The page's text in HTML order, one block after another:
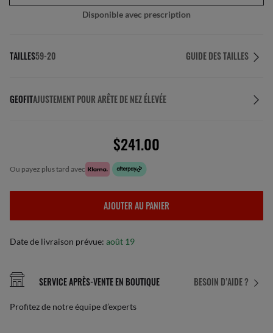
Disponible avec prescription
TAILLES59-20 GUIDE DES TAILLES
GEOFITAJUSTEMENT POUR ARÊTE DE NEZ ÉLEVÉE
$241.00
ou payez plus tard avec
AJOUTER AU PANIER
Date de livraison prévue: août 19
BESOIN D’AIDE ?
SERVICE APRÈS-VENTE EN BOUTIQUE
Profitez de notre équipe d’experts